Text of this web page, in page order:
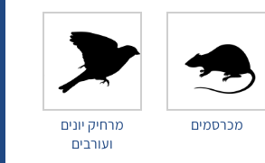
מכרסמים
מרחיק יונים
ועורבים